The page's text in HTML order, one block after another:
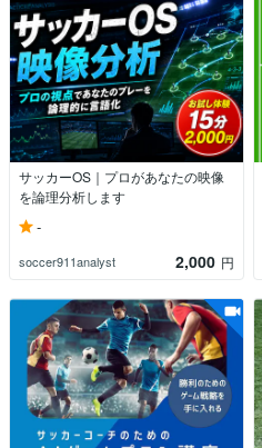
サッカーOS｜プロがあなたの映像
を論理分析します
-
soccer911analyst 2,000 円